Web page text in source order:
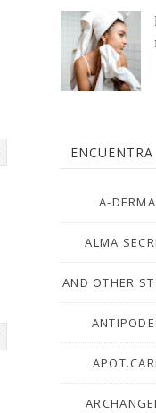
A-DERMA
ALMA
AND OTHER